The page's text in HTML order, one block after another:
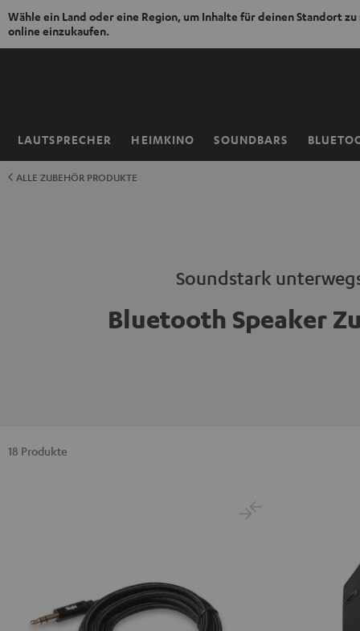
Wähle ein Land oder eine Region, um Inhalte für deinen Standort zu
online einzukaufen.
ZUM
LAUTSPRECHER HEIMKINO SOUNDBARS
Startseite
ALLE ZUBEHÖR PRODUKTE
Soundstark
Bluetooth Speaker
18 Produkte